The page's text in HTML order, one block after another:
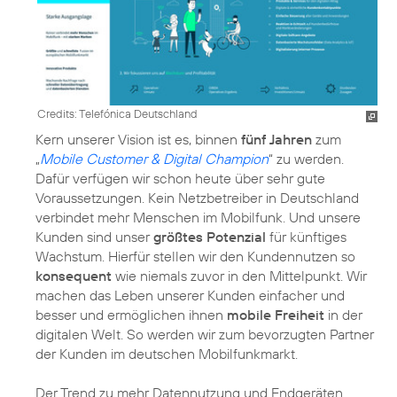
Credits: Telefónica Deutschland
Kern unserer Vision ist es, binnen fünf Jahren zum
„Mobile Customer & Digital Champion“ zu werden.
Dafür verfügen wir schon heute über sehr gute
Voraussetzungen. Kein Netzbetreiber in Deutschland
verbindet mehr Menschen im Mobilfunk. Und unsere
Kunden sind unsergrößtes Potenzial für künftiges
Wachstum. Hierfür stellen wir den Kundennutzen so
konsequent wie niemals zuvor in den Mittelpunkt. Wir
machen das Leben unserer Kunden einfacher und
besser und ermöglichen ihnen mobile Freiheit in der
digitalen Welt. So werden wir zum bevorzugten Partner
der Kunden im deutschen Mobilfunkmarkt.
Der Trend zu mehr Datennutzung und Endgeräten